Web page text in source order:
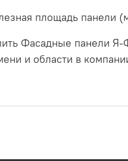
площадь панели
Фасадные панели
и области в